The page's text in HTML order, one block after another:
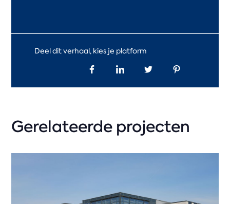
Deel dit verhaal, kies je platform
Gerelateerde projecten